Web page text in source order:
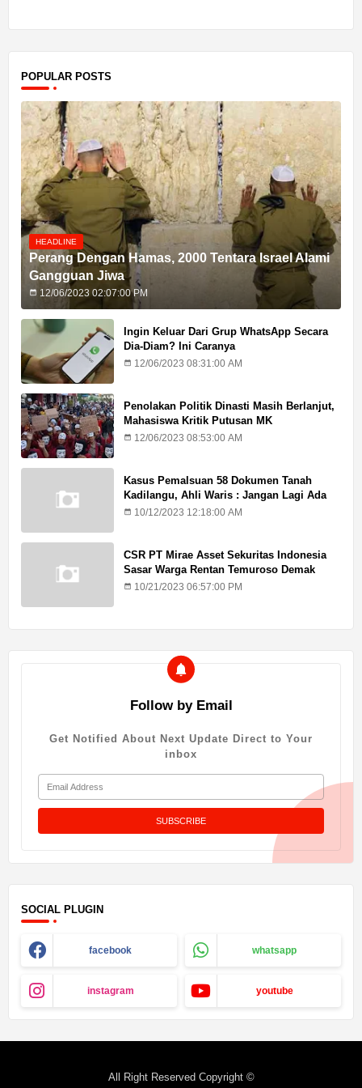
POPULAR POSTS
HEADLINE
Perang Dengan Hamas, 2000 Tentara Israel Alami
Gangguan Jiwa
12/06/2023 02:07:00 PM
Ingin Keluar Dari Grup WhatsApp Secara
Dia-Diam? Ini Caranya
12/06/2023 08:31:00 AM
Penolakan Politik Dinasti Masih Berlanjut,
Mahasiswa Kritik Putusan MK
12/06/2023 08:53:00 AM
Kasus Pemalsuan 58 Dokumen Tanah
Kadilangu, Ahli Waris : Jangan Lagi Ada
Penundaan Hukuman
10/12/2023 12:18:00 AM
CSR PT Mirae Asset Sekuritas Indonesia
Sasar Warga Rentan Temuroso Demak
10/21/2023 06:57:00 PM
Follow by Email
Get Notified About Next Update Direct to Your
inbox
SOCIAL PLUGIN
facebook whatsapp
instagram youtube
All Right Reserved Copyright ©